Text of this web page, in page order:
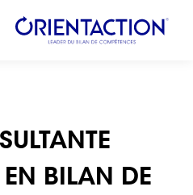
EN BILAN DE